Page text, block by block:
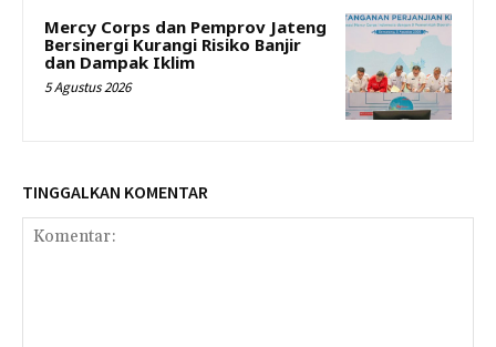
Mercy Corps dan Pemprov Jateng
Bersinergi Kurangi Risiko Banjir
dan Dampak Iklim
5 Agustus 2026
TINGGALKAN KOMENTAR